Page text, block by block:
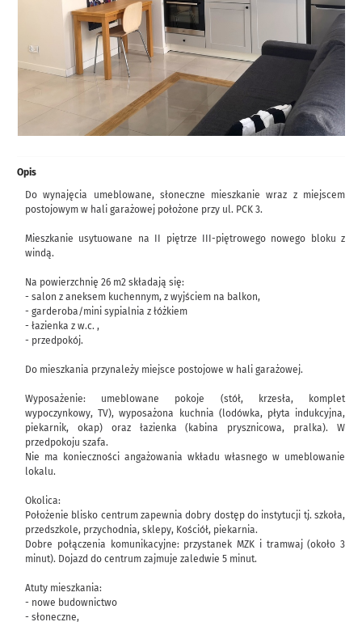
Opis
Do wynajęcia umeblowane, słoneczne mieszkanie wraz z miejscem
postojowym w hali garażowej położone przy ul. PCK 3.
Mieszkanie usytuowane na II piętrze III-piętrowego nowego bloku z
windą.
Na powierzchnię 26 m2 składają się:
- salon z aneksem kuchennym, z wyjściem na balkon,
- garderoba/mini sypialnia z łóżkiem
- łazienka z w.c. ,
- przedpokój.
Do mieszkania przynależy miejsce postojowe w hali garażowej.
Wyposażenie: umeblowane pokoje (stół, krzesła, komplet
wypoczynkowy, TV), wyposażona kuchnia (lodówka, płyta indukcyjna,
piekarnik, okap) oraz łazienka (kabina prysznicowa, pralka). W
przedpokoju szafa.
Nie ma konieczności angażowania wkładu własnego w umeblowanie
lokalu.
Okolica:
Położenie blisko centrum zapewnia dobry dostęp do instytucji tj. szkoła,
przedszkole, przychodnia, sklepy, Kościół, piekarnia.
Dobre połączenia komunikacyjne: przystanek MZK i tramwaj (około 3
minut). Dojazd do centrum zajmuje zaledwie 5 minut.
Atuty mieszkania:
- nowe budownictwo
- słoneczne,